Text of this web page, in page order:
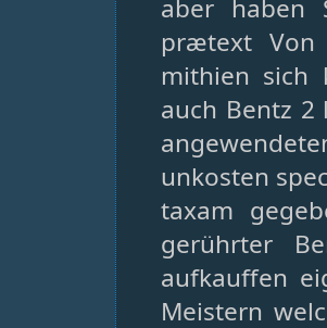
aber haben
prætext Von
mithien sich
auch Bentz
unkosten
taxam
gerührter
aufkauffen
Meistern